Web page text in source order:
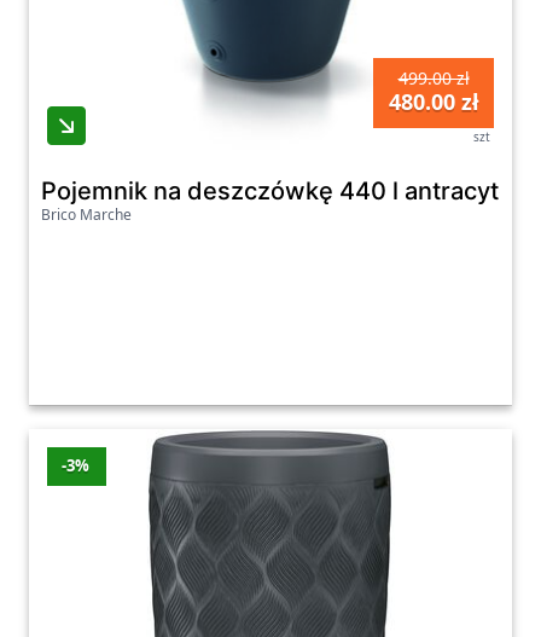
499.00 zł
480.00 zł
szt
Pojemnik na deszczówkę 440 l
Brico Marche
-3%